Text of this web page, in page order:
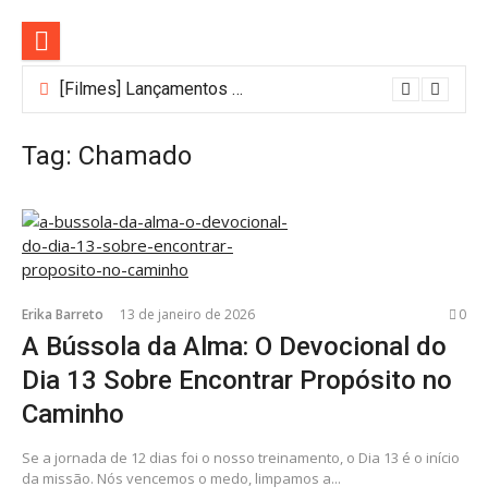
conteúdo
[Filmes] Lançamentos de agosto no Adrenalina Pura+ trazem ação e suspense
Tag: Chamado
Erika Barreto 13 de janeiro de 2026 0
A Bússola da Alma: O Devocional do
Dia 13 Sobre Encontrar Propósito no
Caminho
Se a jornada de 12 dias foi o nosso treinamento, o Dia 13 é o início
da missão. Nós vencemos o medo, limpamos a...